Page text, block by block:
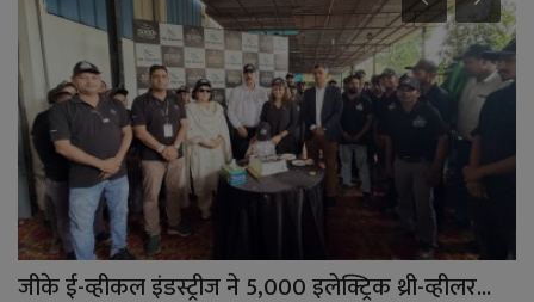
जीके ई-व्हीकल इंडस्ट्रीज ने 5,000 इलेक्ट्रिक थ्री-व्हीलर...